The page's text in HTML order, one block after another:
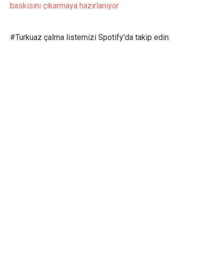
baskısını çıkarmaya hazırlanıyor
#Turkuaz çalma listemizi Spotify'da takip edin.